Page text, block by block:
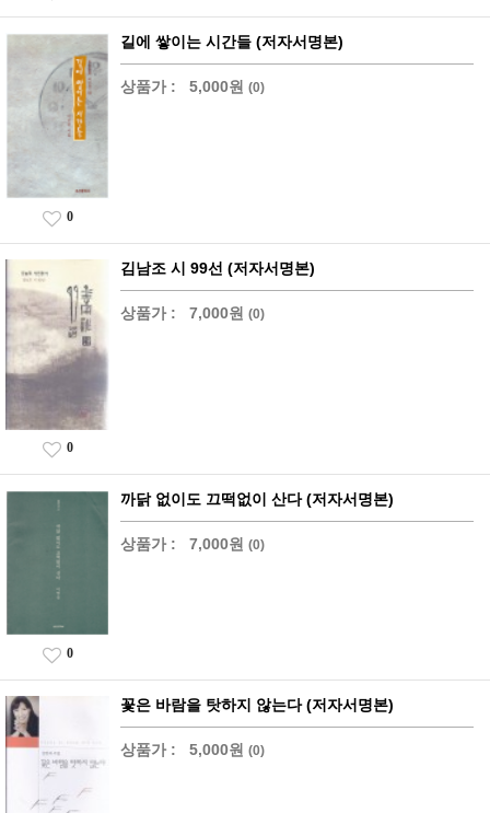
길에 쌓이는 시간들 (저자서명본)
상품가 : 5,000원 (0)
0
김남조 시 99선 (저자서명본)
상품가 : 7,000원 (0)
0
까닭 없이도 끄떡없이 산다 (저자서명본)
상품가 : 7,000원 (0)
0
꽃은 바람을 탓하지 않는다 (저자서명본)
상품가 : 5,000원 (0)